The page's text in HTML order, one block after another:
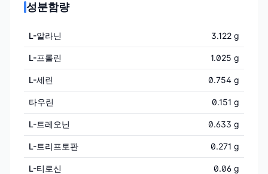
성분함량
L-알라닌 3.122 g
L-프롤린 1.025 g
L-세린 0.754 g
타우린 0.151 g
L-트레오닌 0.633 g
L-트리프토판 0.271 g
L-티로신 0.06 g